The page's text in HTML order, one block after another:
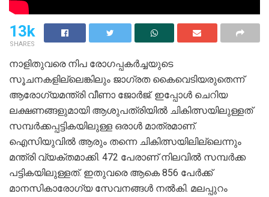
13k
SHARES
നാളിതുവരെ നിപ രോഗപ്പകര്‍ച്ചയുടെ
സൂചനകളില്ലെങ്കിലും ജാഗ്രത കൈവെടിയരുതെന്ന്
ആരോഗ്യമന്ത്രി വീണാ ജോര്‍ജ്. ഇപ്പോള്‍ ചെറിയ
ലക്ഷണങ്ങളുമായി ആശുപത്രിയില്‍ ചികിത്സയിലുള്ളത്
സമ്പര്‍ക്കപ്പട്ടികയിലുള്ള ഒരാള്‍ മാത്രമാണ്.
ഐസിയുവില്‍ ആരും തന്നെ ചികിത്സയിലില്ലെന്നും
മന്ത്രി വ്യക്തമാക്കി. 472 പേരാണ് നിലവില്‍ സമ്പര്‍ക്ക
പട്ടികയിലുള്ളത്. ഇതുവരെ ആകെ 856 പേര്‍ക്ക്
മാനസികാരോഗ്യ സേവനങ്ങള്‍ നല്‍കി. മലപ്പുറം